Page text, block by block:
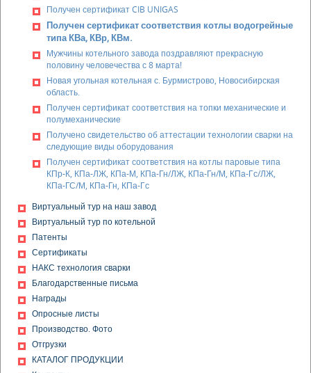
Получен сертификат CIB UNIGAS
Получен сертификат соответствия котлы водогрейные
типа КВа, КВр, КВм.
Мужчины котельного завода поздравляют прекрасную
половину человечества с 8 марта!
Новая угольная котельная с. Бурмистрово, Новосибирская
область.
Получен сертификат соответствия на топки механические и
полумеханические
Получено свидетельство об аттестации технологии сварки на
следующие виды оборудования
Получен сертификат соответствия на котлы паровые типа
КПр-К, КПа-ЛЖ, КПа-М, КПа-Гн/ЛЖ, КПа-Гн/М, КПа-Гс/ЛЖ,
КПа-ГС/М, КПа-Гн, КПа-Гс
Получен сертификат соответствия на дробилки
одновалковые ДО-1М, дробилки винтовые ВДП-15
Получена декларация о соответствии на золоуловители
(циклоны) типа БЦ-2, БЦ-259, БЦ-512, ЦБ, ЦН-11
Получена декларация о соответствии на клапана
предохранительные КПС-0,5
Получен сертификат соответствия на модульные котельные
установки (МКУ)
Получен сертификат соответствия на комплектные
ЩУК ПЛЖ, ЩУК ПТ, ЩУК ВЛЖ, ЩУК ВТ, ЩУВ, ЩУП, ЩУС, ЩУТ;
щиты распределения и управления, тип: ЩРУ
Получена декларация о соответствии на конвейеры
Виртуальный тур на наш завод
Виртуальный тур по котельной
Патенты
Сертификаты
НАКС технология сварки
Благодарственные письма
Награды
Опросные листы
Производство. Фото
Отгрузки
КАТАЛОГ ПРОДУКЦИИ